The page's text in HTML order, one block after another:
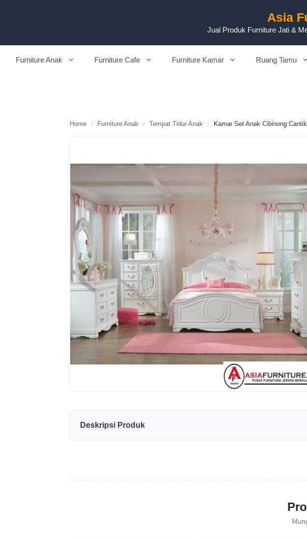
Asia
Jual Produk Furniture Jati &
Furniture Anak Furniture Cafe Furniture Kamar Ruang Tamu
Home / Furniture Anak / Tempat Tidur Anak / Kamar Set Anak Cibinong Cantik
Deskripsi Produk